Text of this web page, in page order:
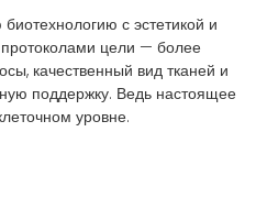
с эстетикой и
цели — более
качественный вид тканей и
поддержку. Ведь настоящее
уровне.